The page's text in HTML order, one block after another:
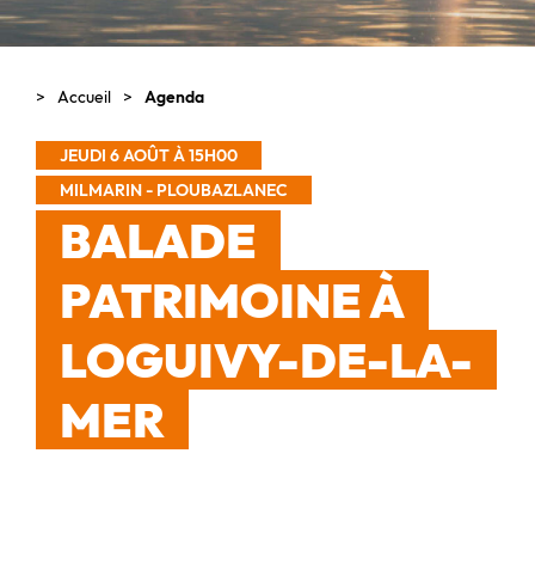
Accueil Agenda
JEUDI 6 AOÛT À 15H00
MILMARIN - PLOUBAZLANEC
BALADE
PATRIMOINE À
LOGUIVY-DE-LA-
MER